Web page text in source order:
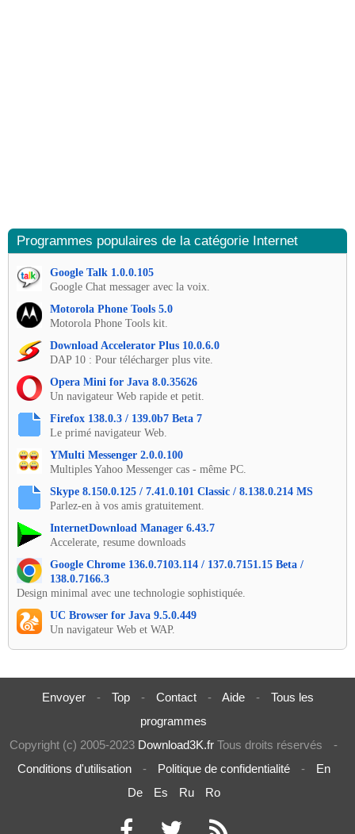
Programmes populaires de la catégorie Internet
Google Talk 1.0.0.105
Google Chat messager avec la voix.
Motorola Phone Tools 5.0
Motorola Phone Tools kit.
Download Accelerator Plus 10.0.6.0
DAP 10 : Pour télécharger plus vite.
Opera Mini for Java 8.0.35626
Un navigateur Web rapide et petit.
Firefox 138.0.3 / 139.0b7 Beta 7
Le primé navigateur Web.
YMulti Messenger 2.0.0.100
Multiples Yahoo Messenger cas - même PC.
Skype 8.150.0.125 / 7.41.0.101 Classic / 8.138.0.214 MS
Parlez-en à vos amis gratuitement.
InternetDownload Manager 6.43.7
Accelerate, resume downloads
Google Chrome 136.0.7103.114 / 137.0.7151.15 Beta /
138.0.7166.3
Design minimal avec une technologie sophistiquée.
UC Browser for Java 9.5.0.449
Un navigateur Web et WAP.
Envoyer - Top - Contact - Aide -
Tous les
programmes
Copyright (c) 2005-2023 Download3K.fr Tous droits réservés
-
Conditions d'utilisation
- Politique de confidentialité -
En
De
Es Ru Ro